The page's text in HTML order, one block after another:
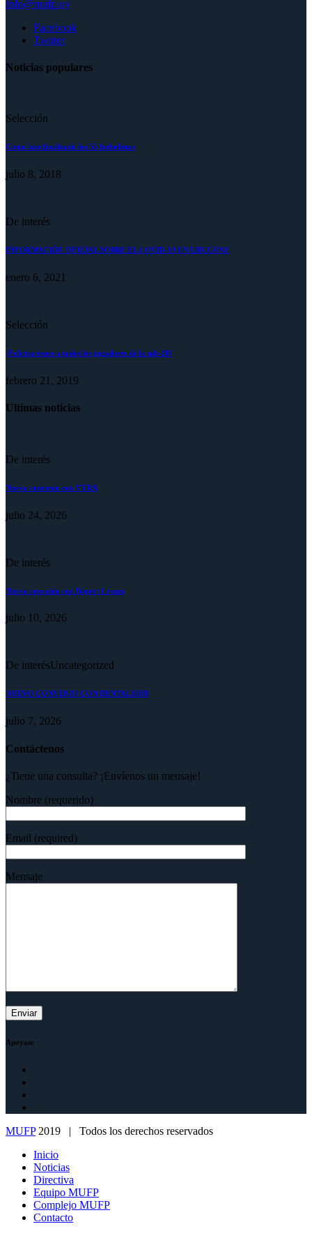
info@mufp.uy
Facebook
Twitter
Noticias populares
Selección
Como han finalizado los 55 futbolistas
julio 8, 2018
De interés
INFORMACIÓN OFICIAL SOBRE EL COVID-19 EN URUGUAY
enero 6, 2021
Selección
¡Felicitaciones a todos los jugadores de la sub-20!
febrero 21, 2019
Ultimas noticias
De interés
Nuevo convenio con VYRA
julio 24, 2026
De interés
Nuevo convenio con Deport Cream
julio 10, 2026
De interésUncategorized
NUEVO CONVENIO CON DENTAL HUB
julio 7, 2026
Contáctenos
¿Tiene una consulta? ¡Envíenos un mensaje!
Nombre (requerido)
Email (required)
Mensaje
Apoyan:
MUFP2019 | Todos los derechos reservados
Inicio
Noticias
Directiva
Equipo MUFP
Complejo MUFP
Contacto